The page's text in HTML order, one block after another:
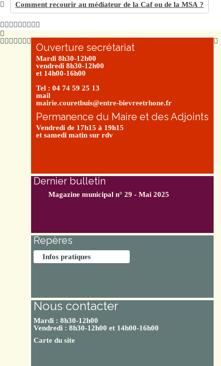
Comment recourir au médiateur de la Caf ou de la MSA ?
Ouverture secrétariat
Mardi 8h30-12h00
vendredi 8h30-12h00
et 14h00-16h00
Tel : 04 74 59 25 13
mail
mairie.couretbuis@entre-bievreetrhone.fr
Permanence du Maire et des Adjoints
Vendredi de 17h15 à 19h15
et samedi matin sur rdv
Dernier bulletin
Magazine municipal n° 29 - Mai 2025
Repères
Infos pratiques
Nous contacter
Mardi : 8h30-12h00
Vendredi : 8h30-12h00 et 14h00-16h00
Carte du site